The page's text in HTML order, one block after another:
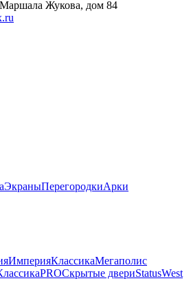
Жукова, дом 84
ЭкраныПерегородкиАрки
ИмперияКлассикаМегаполис
Скрытые двериStatusWest